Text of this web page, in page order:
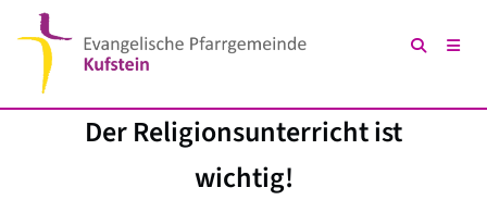
Der Religionsunterricht ist
wichtig!